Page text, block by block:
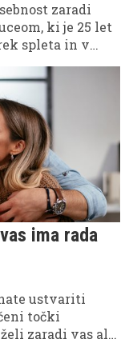
zaradi
ki je 25 let
spleta in v
od takrat pa
o
ima rada
ustvariti
točki
zaradi vas ali